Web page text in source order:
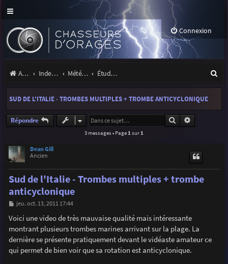
Connexion
Accueil Index du forum Météo et climatologie des orages Étude de phénomènes orageux
e
SUD DE L'ITALIE - TROMBES MULTIPLES + TROMBE ANTICYCLONIQUE
Répondre Rechercher
3 messages • Page 1 sur 1
Dean Gill
Ancien
Sud de l'Italie - Trombes multiples + trombe
anticyclonique
M
s
s
a
e
jeu. oct. 13, 2011 17:44
Voici une video de très mauvaise qualité mais intéressante
montrant plusieurs trombes marines arrivant sur la plage. La
dernière se présente pratiquement devant le vidéaste amateur ce
qui permet de bien voir que sa rotation est anticyclonique.